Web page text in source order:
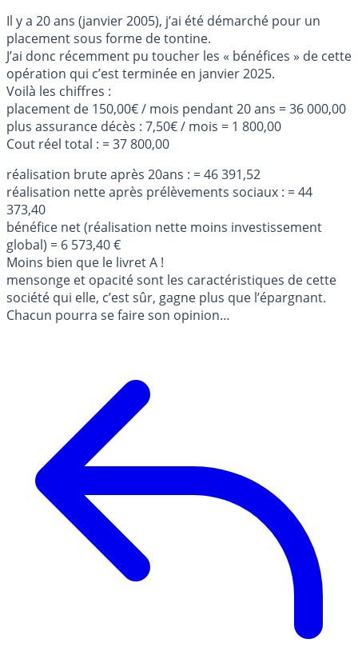
Il y a 20 ans (janvier 2005), j’ai été démarché pour un
placement sous forme de tontine.
J’ai donc récemment pu toucher les « bénéfices » de cette
opération qui c’est terminée en janvier 2025.
Voilà les chiffres :
placement de 150,00€ / mois pendant 20 ans = 36 000,00
plus assurance décès : 7,50€ / mois = 1 800,00
Cout réel total : = 37 800,00
réalisation brute après 20ans : = 46 391,52
réalisation nette après prélèvements sociaux : = 44
373,40
bénéfice net (réalisation nette moins investissement
global) = 6 573,40 €
Moins bien que le livret A !
mensonge et opacité sont les caractéristiques de cette
société qui elle, c’est sûr, gagne plus que l’épargnant.
Chacun pourra se faire son opinion…